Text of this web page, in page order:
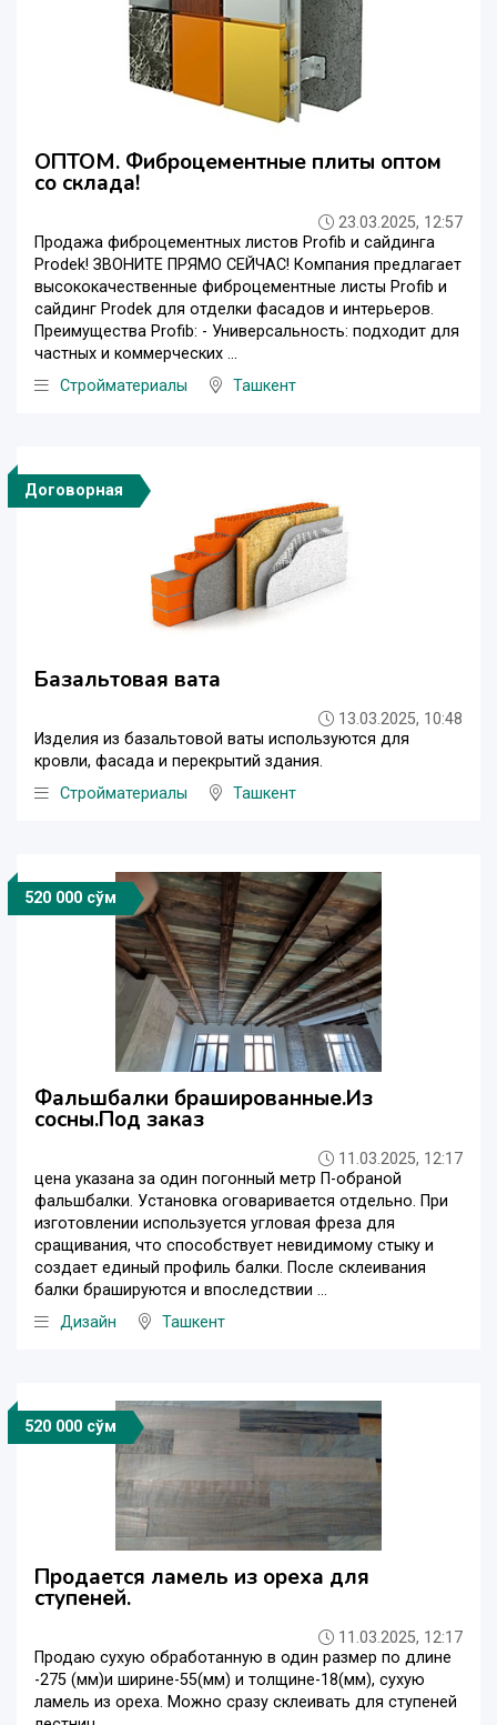
ОПТОМ. Фиброцементные плиты оптом
со склада!
23.03.2025, 12:57
Продажа фиброцементных листов Profib и сайдинга
Prodek! ЗВОНИТЕ ПРЯМО СЕЙЧАС! Компания предлагает
высококачественные фиброцементные листы Profib и
сайдинг Prodek для отделки фасадов и интерьеров.
Преимущества Profib: - Универсальность: подходит для
частных и коммерческих ...
Стройматериалы
Ташкент
Договорная
Базальтовая вата
13.03.2025, 10:48
Изделия из базальтовой ваты используются для
кровли, фасада и перекрытий здания.
Стройматериалы
Ташкент
520 000 сўм
Фальшбалки брашированные.Из
сосны.Под заказ
11.03.2025, 12:17
цена указана за один погонный метр П-обраной
фальшбалки. Установка оговаривается отдельно. При
изготовлении используется угловая фреза для
сращивания, что способствует невидимому стыку и
создает единый профиль балки. После склеивания
балки брашируются и впоследствии ...
Дизайн
Ташкент
520 000 сўм
Продается ламель из ореха для
ступеней.
11.03.2025, 12:17
Продаю сухую обработанную в один размер по длине
-275 (мм)и ширине-55(мм) и толщине-18(мм), сухую
ламель из ореха. Можно сразу склеивать для ступеней